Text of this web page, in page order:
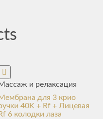
и релаксация
Мембрана для 3 крио
40K + Rf + Лицевая
Rf 6 колодки лаза